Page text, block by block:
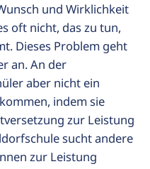
und Wirklichkeit
oft nicht, das zu tun,
Dieses Problem geht
an. An der
aber nicht ein
indem sie
zur Leistung
sucht andere
zur Leistung